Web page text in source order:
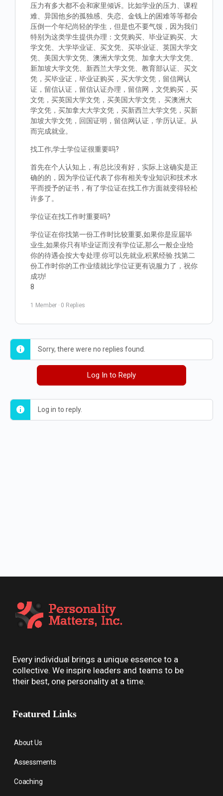
压力有多大都不会和家里倾诉。比如学业的压力、课程
难、异国他乡的孤独感、失恋、金钱上的困难等等都会
压倒一个年纪尚轻的学生，但是也不要气馁，因为我们
特别为这类学生提供办理：文凭购买、毕业证购买、大
学文凭、大学毕业证、买文凭、买毕业证、英国大学文
凭、美国大学文凭、澳洲大学文凭、加拿大大学文凭、
新加坡大学文凭、新西兰大学文凭、教育部认证、买文
凭，买毕业证，毕业证购买，买大学文凭，留信网认
证，留信认证，留信认证办理，留信网，文凭购买，买
文凭，买英国大学文凭，买美国大学文凭， 买澳洲大
学文凭，买加拿大大学文凭，买新西兰大学文凭，买新
加坡大学文凭，回国证明，留信网认证，学历认证。从
而完成就业。
找工作,学士学位证很重要吗?
首先在个人认知上，有总比没有好，实际上这确实是正
确的的，因为学位证代表了你有相关专业知识和技术水
平而授予的证书，有了学位证在找工作方面就变得轻松
许多了。
学位证在找工作时重要吗?
学位证在你找第一份工作时比较重要,如果你是应届毕
业生,如果你只有毕业证而没有学位证,那么一般企业给
你的待遇会按大专处理.你可以先就业,积累经验.找第二
份工作时你的工作业绩就比学位证更有说服力了，祝你
成功!
8
1 Member · 0 Replies
Sorry, there were no replies found.
Log In to Reply
Log in to reply.
Every individual brings a unique essence to a
collective. We inspire leaders and teams to be
their best, one personality at a time.
Featured Links
About Us
Assessments
Coaching